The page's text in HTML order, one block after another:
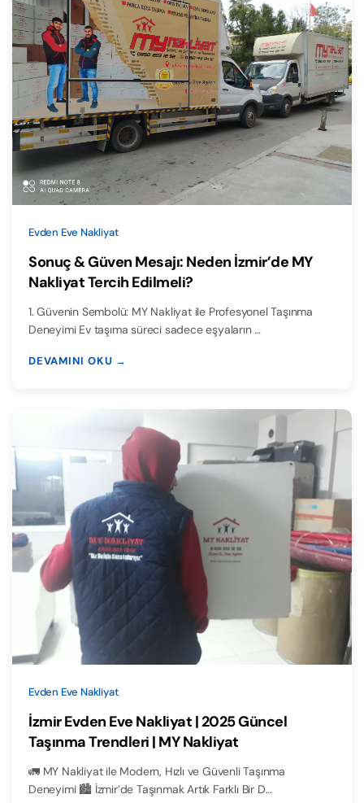
Evden Eve Nakliyat
Sonuç & Güven Mesajı: Neden İzmir’de MY
Nakliyat Tercih Edilmeli?
1. Güvenin Sembolü: MY Nakliyat ile Profesyonel Taşınma
Deneyimi Ev taşıma süreci sadece eşyaların …
DEVAMINI OKU →
Evden Eve Nakliyat
İzmir Evden Eve Nakliyat | 2025 Güncel
Taşınma Trendleri | MY Nakliyat
🚛 MY Nakliyat ile Modern, Hızlı ve Güvenli Taşınma
Deneyimi 🏙️ İzmir’de Taşınmak Artık Farklı Bir D…